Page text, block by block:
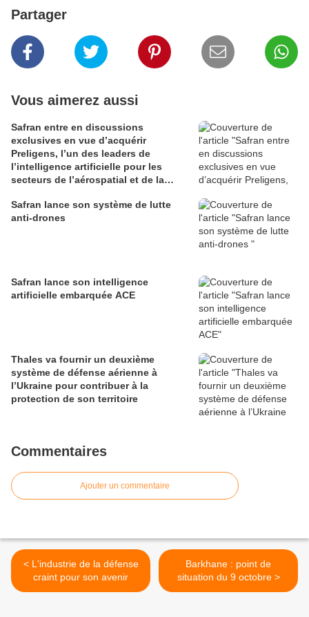
Partager
Vous aimerez aussi
Safran entre en discussions
exclusives en vue d’acquérir
Preligens, l’un des leaders de
l’intelligence artificielle pour les
secteurs de l’aérospatial et de la
Safran lance son système de lutte
anti-drones
Safran lance son intelligence
artificielle embarquée ACE
Thales va fournir un deuxième
système de défense aérienne à
l’Ukraine pour contribuer à la
protection de son territoire
Commentaires
Ajouter un commentaire
< L'industrie de la défense
craint pour son avenir
Barkhane : point de
situation du 9 octobre >